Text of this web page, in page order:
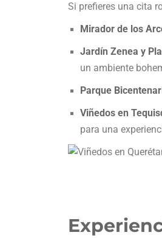
Si prefieres una cita
Mirador de los
Jardín Zenea y
un ambiente
Parque
Viñedos en
para una